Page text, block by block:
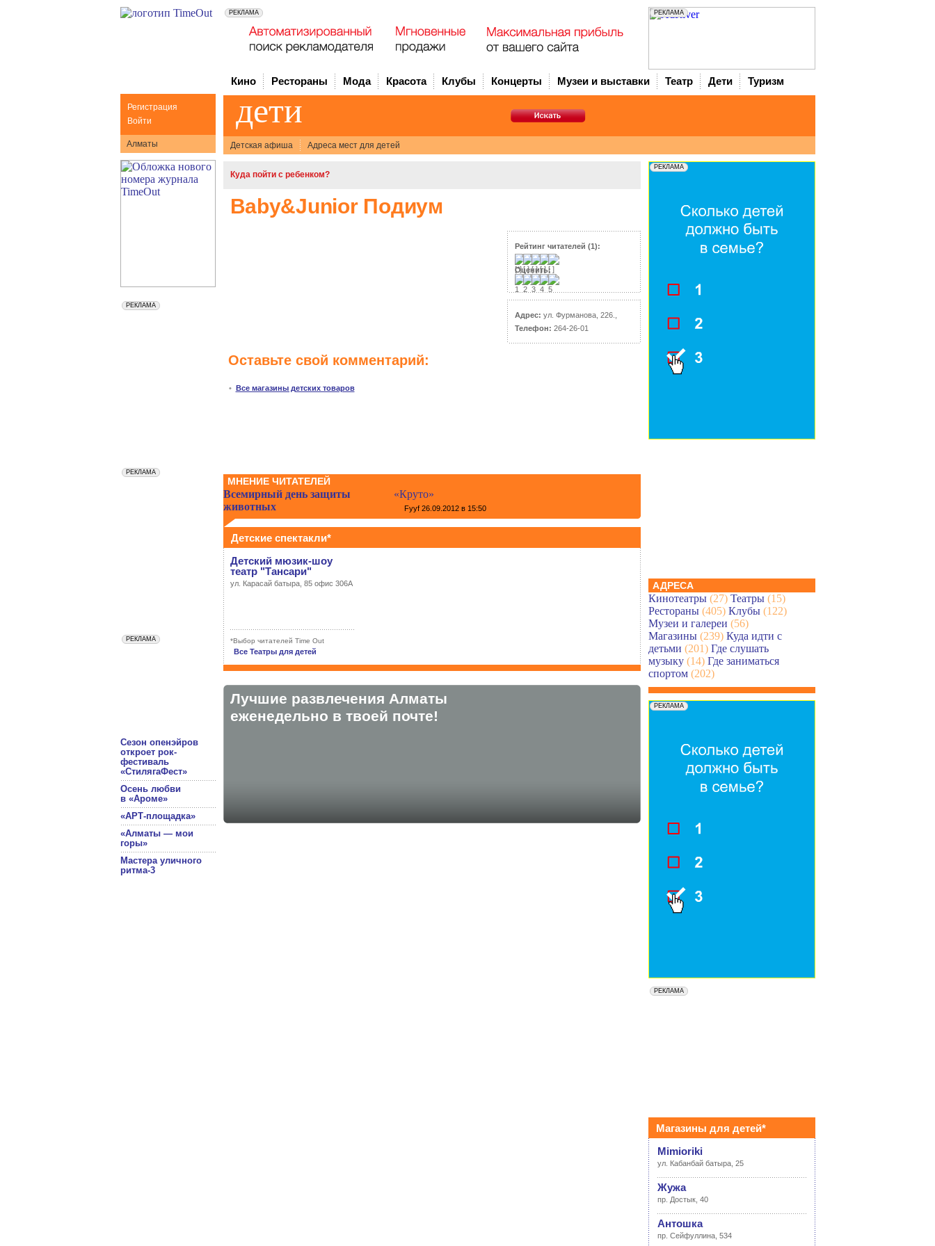
Регистрация
Войти
Алматы
Сезон опенэйров
откроет рок-
фестиваль
«СтилягаФест»
Осень любви
в «Ароме»
«АРТ-площадка»
«Алматы — мои
горы»
Мастера уличного
ритма-3
Кино Рестораны Мода Красота Клубы Концерты Музеи и выставки Театр Дети Туризм
дети
Детская афиша Адреса мест для детей
Куда пойти с ребенком?
Baby&Junior Подиум
Рейтинг читателей (1):
Оценить:
Адрес: ул. Фурманова, 226.,
Телефон: 264-26-01
Оставьте свой комментарий:
• Все магазины детских товаров
МНЕНИЕ ЧИТАТЕЛЕЙ
Всемирный день защиты
животных
«Круто»
Fyyf26.09.2012 в 15:50
Детские спектакли*
Детский мюзик-шоу
театр "Тансари"
ул. Карасай батыра, 85 офис 306А
*Выбор читателей Time Out
Все Театры для детей
Лучшие развлечения Алматы
eженедельно в твоей почте!
АДРЕСА
Кинотеатры(27) Театры(15)
Рестораны(405) Клубы(122)
Музеи и галереи (56)
Магазины(239) Куда идти с
детьми (201) Где слушать
музыку(14) Где заниматься
спортом(202)
Магазины для детей*
Mimioriki
ул. Кабанбай батыра, 25
Жужа
пр. Достык, 40
Антошка
пр. Сейфуллина, 534